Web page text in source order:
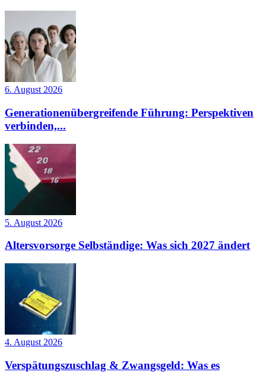
6. August 2026
Generationenübergreifende Führung: Perspektiven
verbinden,...
5. August 2026
Altersvorsorge Selbständige: Was sich 2027 ändert
4. August 2026
Verspätungszuschlag & Zwangsgeld: Was es